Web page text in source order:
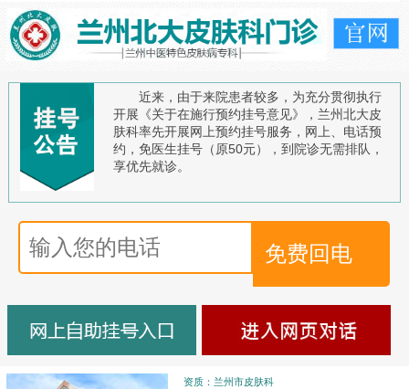
近来，由于来院患者较多，为充分贯彻执行
开展《关于在施行预约挂号意见》，兰州北大皮
肤科率先开展网上预约挂号服务，网上、电话预
约，免医生挂号（原50元），到院诊无需排队，
享优先就诊。
资质：兰州市皮肤科